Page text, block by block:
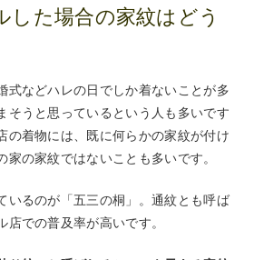
した場合の家紋はどう
式などハレの日でしか着ないことが多
そうと思っているという人も多いです
の着物には、既に何らかの家紋が付け
の家紋ではないことも多いです。
いるのが「五三の桐」。通紋とも呼ば
での普及率が高いです。